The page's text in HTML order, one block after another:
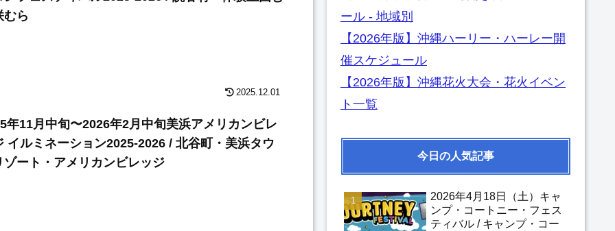
むら
2025.12.01
年11月中旬〜2026年2月中旬美浜アメリカンビレ
イルミネーション2025-2026 / 北谷町・美浜タウ
ゾート・アメリカンビレッジ
ール - 地域別
【2026年版】沖縄ハーリー・ハーレー開
催スケジュール
【2026年版】沖縄花火大会・花火イベン
ト一覧
今日の人気記事
2026年4月18日（土）キャ
ンプ・コートニー・フェス
ティバル / キャンプ・コー